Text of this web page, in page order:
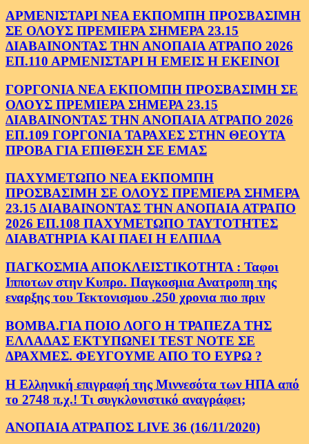
ΑΡΜΕΝΙΣΤΑΡΙ ΝΕΑ ΕΚΠΟΜΠΗ ΠΡΟΣΒΑΣΙΜΗ
ΣΕ ΟΛΟΥΣ ΠΡΕΜΙΕΡΑ ΣΗΜΕΡΑ 23.15
ΔΙΑΒΑΙΝΟΝΤΑΣ ΤΗΝ ΑΝΟΠΑΙΑ ΑΤΡΑΠΟ 2026
ΕΠ.110 ΑΡΜΕΝΙΣΤΑΡΙ Η ΕΜΕΙΣ Η ΕΚΕΙΝΟΙ
ΓΟΡΓΟΝΙΑ ΝΕΑ ΕΚΠΟΜΠΗ ΠΡΟΣΒΑΣΙΜΗ ΣΕ
ΟΛΟΥΣ ΠΡΕΜΙΕΡΑ ΣΗΜΕΡΑ 23.15
ΔΙΑΒΑΙΝΟΝΤΑΣ ΤΗΝ ΑΝΟΠΑΙΑ ΑΤΡΑΠΟ 2026
ΕΠ.109 ΓΟΡΓΟΝΙΑ ΤΑΡΑΧΕΣ ΣΤΗΝ ΘΕΟΥΤΑ
ΠΡΟΒΑ ΓΙΑ ΕΠΙΘΕΣΗ ΣΕ ΕΜΑΣ
ΠΑΧΥΜΕΤΩΠΟ ΝΕΑ ΕΚΠΟΜΠΗ
ΠΡΟΣΒΑΣΙΜΗ ΣΕ ΟΛΟΥΣ ΠΡΕΜΙΕΡΑ ΣΗΜΕΡΑ
23.15 ΔΙΑΒΑΙΝΟΝΤΑΣ ΤΗΝ ΑΝΟΠΑΙΑ ΑΤΡΑΠΟ
2026 ΕΠ.108 ΠΑΧΥΜΕΤΩΠΟ ΤΑΥΤΟΤΗΤΕΣ
ΔΙΑΒΑΤΗΡΙΑ ΚΑΙ ΠΑΕΙ Η ΕΛΠΙΔΑ
ΠΑΓΚΟΣΜΙΑ ΑΠΟΚΛΕΙΣΤΙΚΟΤΗΤΑ : Ταφοι
Ιπποτων στην Κυπρο. Παγκοσμια Ανατροπη της
εναρξης του Τεκτονισμου .250 χρονια πιο πριν
ΒΟΜΒΑ.ΓΙΑ ΠΟΙΟ ΛΟΓΟ Η ΤΡΑΠΕΖΑ ΤΗΣ
ΕΛΛΑΔΑΣ ΕΚΤΥΠΩΝΕΙ TEST NOTE ΣΕ
ΔΡΑΧΜΕΣ. ΦΕΥΓΟΥΜΕ ΑΠΟ ΤΟ ΕΥΡΩ ?
Η Ελληνική επιγραφή της Μιννεσότα των ΗΠΑ από
το 2748 π.χ.! Τι συγκλονιστικό αναγράφει;
ΑΝΟΠΑΙΑ ΑΤΡΑΠΟΣ LIVE 36 (16/11/2020)